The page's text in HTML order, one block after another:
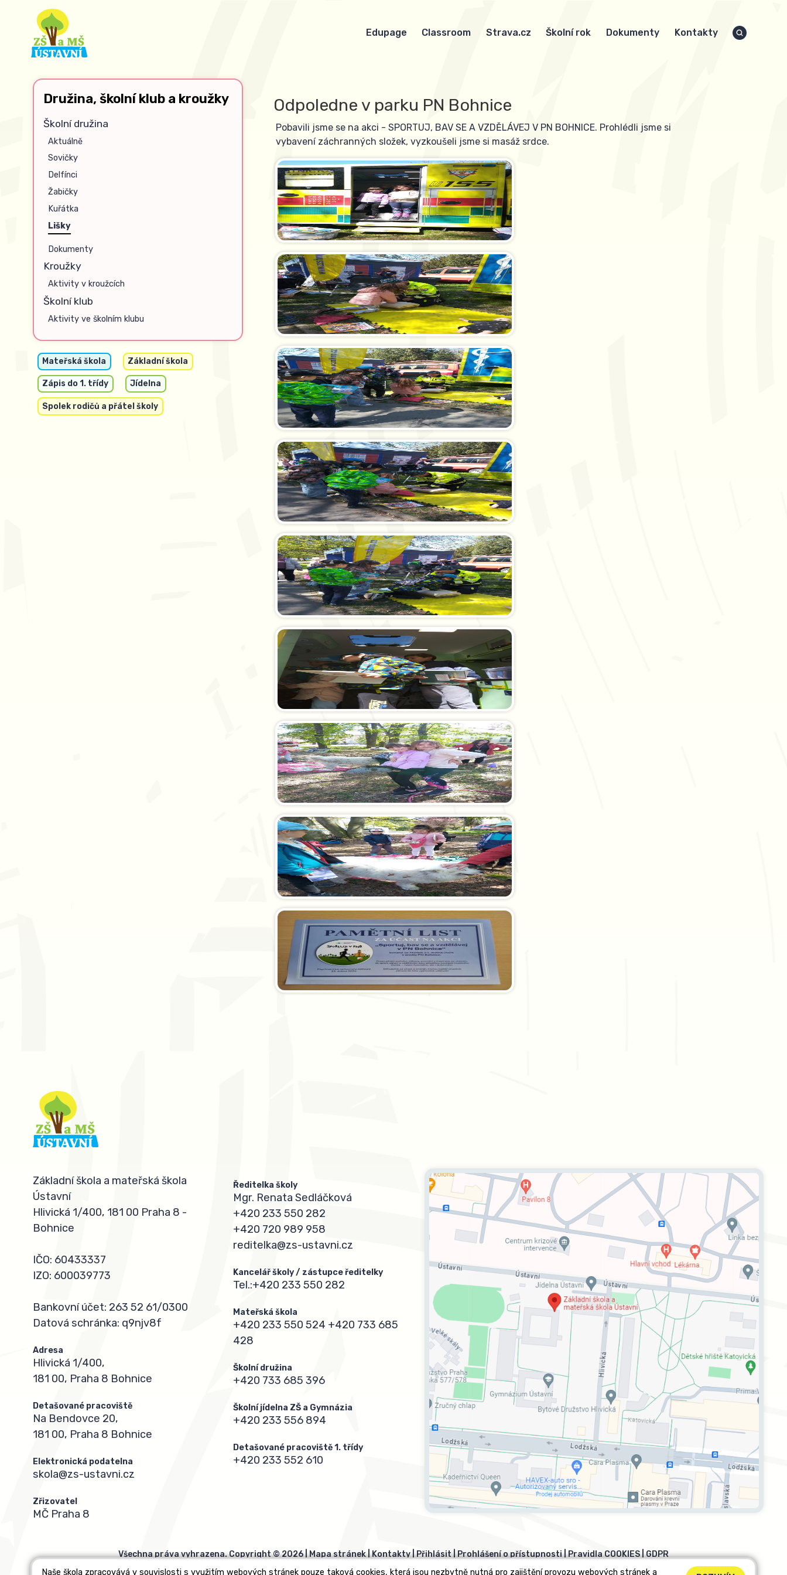
Edupage Classroom Strava.cz Školní rok Dokumenty Kontakty
Družina, školní klub a kroužky
Školní družina
Aktuálně
Sovičky
Delfínci
Žabičky
Kuřátka
Lišky
Dokumenty
Kroužky
Aktivity v kroužcích
Školní klub
Aktivity ve školním klubu
Mateřská škola Základní škola
Zápis do 1. třídy Jídelna
Spolek rodičů a přátel školy
Odpoledne v parku PN Bohnice
Pobavili jsme se na akci - SPORTUJ, BAV SE A VZDĚLÁVEJ V PN BOHNICE. Prohlédli jsme si
vybavení záchranných složek, vyzkoušeli jsme si masáž srdce.
Základní škola a mateřská škola
Ústavní
Hlivická 1/400, 181 00 Praha 8 -
Bohnice
IČO: 60433337
IZO: 600039773
Bankovní účet: 263 52 61/0300
Datová schránka: q9njv8f
Adresa
Hlivická 1/400,
181 00, Praha 8 Bohnice
Detašované pracoviště
Na Bendovce 20,
181 00, Praha 8 Bohnice
Elektronická podatelna
skola@zs-ustavni.cz
Zřizovatel
MČ Praha 8
Ředitelka školy
Mgr. Renata Sedláčková
+420 233 550 282
+420 720 989 958
reditelka@zs-ustavni.cz
Kancelář školy / zástupce ředitelky
Tel.:+420 233 550 282
Mateřská škola
+420 233 550 524 +420 733 685
428
Školní družina
+420 733 685 396
Školní jídelna ZŠ a Gymnázia
+420 233 556 894
Detašované pracoviště 1. třídy
+420 233 552 610
Všechna práva vyhrazena. Copyright © 2026 |Mapa stránek|Kontakty|Přihlásit|Prohlášení o přístupnosti|Pravidla COOKIES|GDPR
Naše škola zpracovává v souvislosti s využitím webových stránek pouze taková cookies, která jsou nezbytně nutná pro zajištění provozu webových stránek a